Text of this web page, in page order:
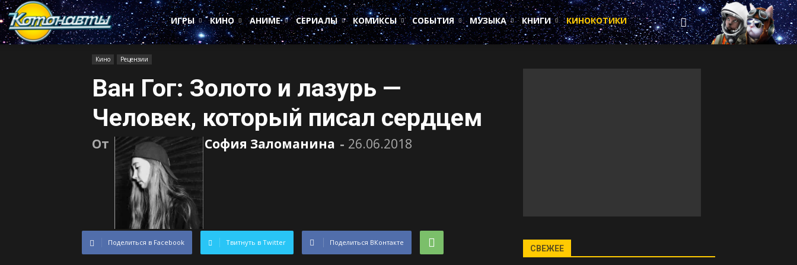
Котонавты
ИГРЫ
КИНО АНИМЕ СЕРИАЛЫ КОМИКСЫ СОБЫТИЯ МУЗЫКА КНИГИ КИНОКОТИКИ
Кино Рецензии
Ван Гог: Золото и лазурь —
Человек, который писал сердцем
От София Заломанина - 26.06.2018
Поделиться в Facebook Твитнуть в Twitter Поделиться ВКонтакте
СВЕЖЕЕ